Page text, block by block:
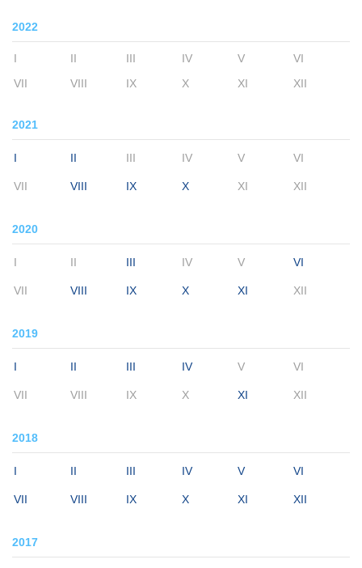
2022
I II III IV V
VI
VII
VIII IX X XI XII
2021
I II III IV V VI
VII VIII IX X XI XII
2020
I II III IV V VI
VII VIII IX X XI XII
2019
I II III IV V VI
VII VIII IX X XI XII
2018
I II III IV V VI
VII VIII IX X XI XII
2017